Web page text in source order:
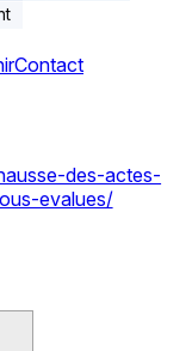
Contact
des-actes-
evalues/